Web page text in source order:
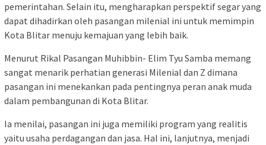
pemerintahan. Selain itu, mengharapkan perspektif segar yang
dapat dihadirkan oleh pasangan milenial ini untuk memimpin
Kota Blitar menuju kemajuan yang lebih baik.
Menurut Rikal Pasangan Muhibbin- Elim Tyu Samba memang
sangat menarik perhatian generasi Milenial dan Z dimana
pasangan ini menekankan pada pentingnya peran anak muda
dalam pembangunan di Kota Blitar.
Ia menilai, pasangan ini juga memiliki program yang realitis
yaitu usaha perdagangan dan jasa. Hal ini, lanjutnya, menjadi